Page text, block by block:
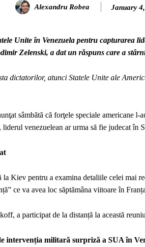
Alexandru Robea January
Unite în Venezuela pentru capturarea
Zelenski, a dat un răspuns care a
dictatorilor, atunci Statele Unite ale
sâmbătă că forţele speciale americane
venezuelean ar urma să fie judecat
Kiev pentru a examina detaliile celei mai
ce va avea loc săptămâna viitoare în
a participat de la distanță la această
intervenția militară surpriză a SUA în